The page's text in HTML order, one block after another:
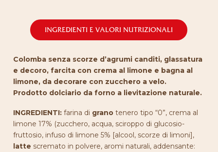
INGREDIENTI E VALORI NUTRIZIONALI
Colomba senza scorze d’agrumi canditi, glassatura
e decoro, farcita con crema al limone e bagna al
limone, da decorare con zucchero a velo.
Prodotto dolciario da forno a lievitazione naturale.
INGREDIENTI: farina di granotenero tipo “0”, crema al
limone 17% (zucchero, acqua, sciroppo di glucosio-
fruttosio, infuso di limone 5% [alcool, scorze di limoni],
latte scremato in polvere, aromi naturali, addensante: